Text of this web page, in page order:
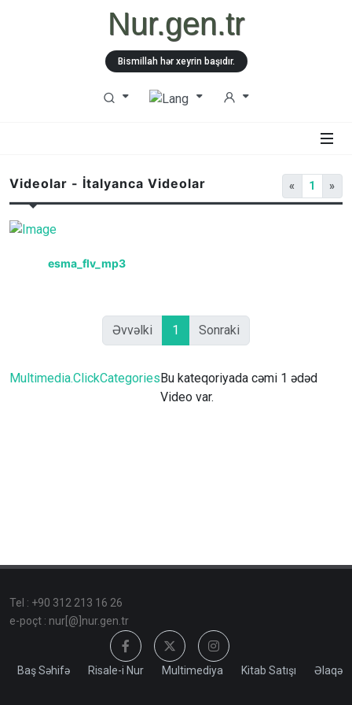
Nur.gen.tr
Bismillah hər xeyrin başıdır.
Videolar - İtalyanca Videolar « 1 »
esma_flv_mp3
Əvvəlki 1 Sonraki
Multimedia.ClickCategoriesBu kateqoriyada cəmi 1 ədəd
Video var.
Tel : +90 312 213 16 26
e-poçt : nur[@]nur.gen.tr
Baş Səhifə Risale-i Nur Multimediya Kitab Satışı Əlaqə